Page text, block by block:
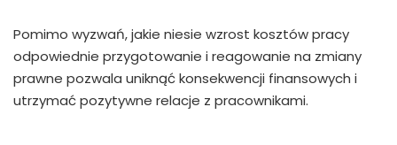
Pomimo wyzwań, jakie niesie wzrost kosztów pracy
odpowiednie przygotowanie i reagowanie na zmiany
prawne pozwala uniknąć konsekwencji finansowych i
utrzymać pozytywne relacje z pracownikami.